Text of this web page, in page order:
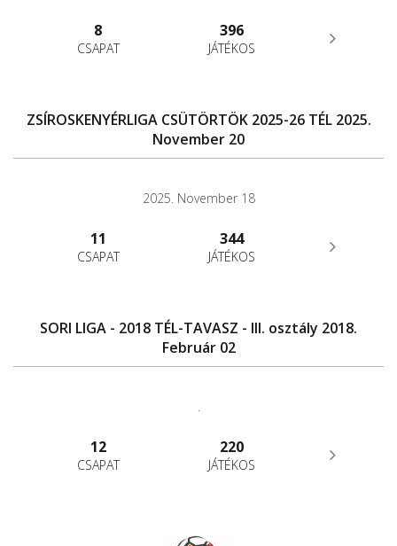
8
CSAPAT
396
JÁTÉKOS
ZSÍROSKENYÉRLIGA CSÜTÖRTÖK 2025-26 TÉL 2025.
November 20
2025. November 18
11
CSAPAT
344
JÁTÉKOS
SORI LIGA - 2018 TÉL-TAVASZ - III. osztály 2018.
Február 02
.
12
CSAPAT
220
JÁTÉKOS